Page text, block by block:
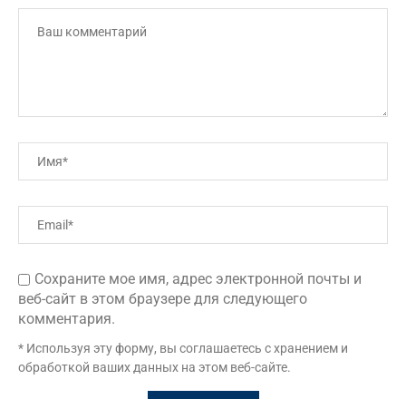
Сохраните мое имя, адрес электронной почты и
веб-сайт в этом браузере для следующего
комментария.
* Используя эту форму, вы соглашаетесь с хранением и
обработкой ваших данных на этом веб-сайте.